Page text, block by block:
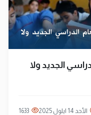
الجديد ولا
الأحد 14 ايلول 2025 1633